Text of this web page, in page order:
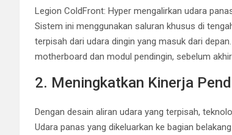
Legion ColdFront: Hyper mengalirkan udara
Sistem ini menggunakan saluran khusus di
terpisah dari udara dingin yang masuk dari
motherboard dan modul pendingin, sebelum
2. Meningkatkan Kinerja
Dengan desain aliran udara yang terpisah,
Udara panas yang dikeluarkan ke bagian